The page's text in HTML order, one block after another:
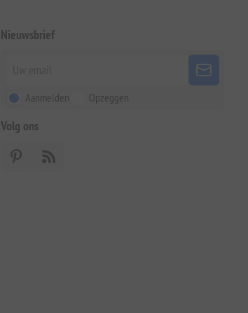
Nieuwsbrief
Aanmelden Opzeggen
Volg ons